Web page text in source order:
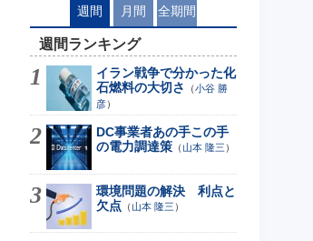
週間 月間 全期間
週間ランキング
イラン戦争で分かった化
石燃料の大切さ
（小谷 勝
彦）
DC事業者あの手この手
の電力調達策 （山本 隆三 ）
環境問題の解決 利点と
欠点 （山本 隆三 ）